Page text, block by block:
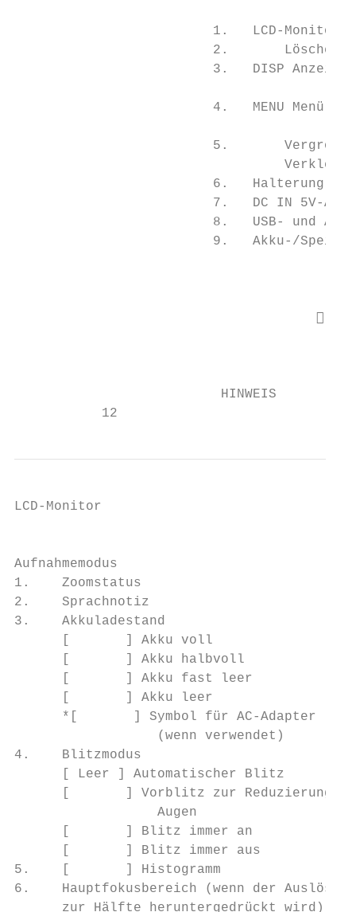
1.   LCD-Monitor
2.
3.   DISP
4.   MENU Menü-
5.
6.   Halterung
7.   DC IN 5V-
8.   USB- und AV
9.   Akku-/

HINWEIS
           12
LCD-Monitor
Aufnahmemodus
1.    Zoomstatus
2.    Sprachnotiz
3.    Akkuladestand
      [       ] Akku voll
[       ] Akku halbvoll
      [       ] Akku fast leer
      [       ] Akku leer
      *[       ] Symbol für AC-Adapter
(wenn verwendet)
4.    Blitzmodus
[ Leer ] Automatischer Blitz
[       ] Vorblitz zur Reduzierung
Augen
[       ] Blitz immer an
[       ] Blitz immer aus
5.    [       ] Histogramm
6.    Hauptfokusbereich (wenn der
zur Hälfte heruntergedrückt wird)